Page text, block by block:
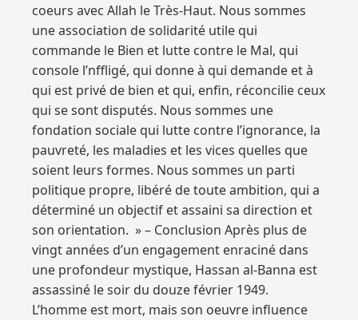
coeurs avec Allah le Très-Haut. Nous sommes
une association de solidarité utile qui
commande le Bien et lutte contre le Mal, qui
console l’nffligé, qui donne à qui demande et à
qui est privé de bien et qui, enfin, réconcilie ceux
qui se sont disputés. Nous sommes une
fondation sociale qui lutte contre l’ignorance, la
pauvreté, les maladies et les vices quelles que
soient leurs formes. Nous sommes un parti
politique propre, libéré de toute ambition, qui a
déterminé un objectif et assaini sa direction et
son orientation. » – Conclusion Après plus de
vingt années d’un engagement enraciné dans
une profondeur mystique, Hassan al-Banna est
assassiné le soir du douze février 1949.
L’homme est mort, mais son oeuvre influence